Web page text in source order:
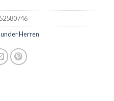
Herren